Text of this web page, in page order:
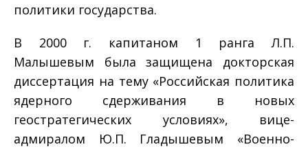
политики государства.
В 2000 г. капитаном 1 ранга Л.П.
Малышевым была защищена докторская
диссертация на тему «Российская политика
ядерного сдерживания в новых
геостратегических условиях», вице-
адмиралом Ю.П. Гладышевым «Военно-